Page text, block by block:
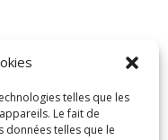
telles que les
Le fait de
données telles que le